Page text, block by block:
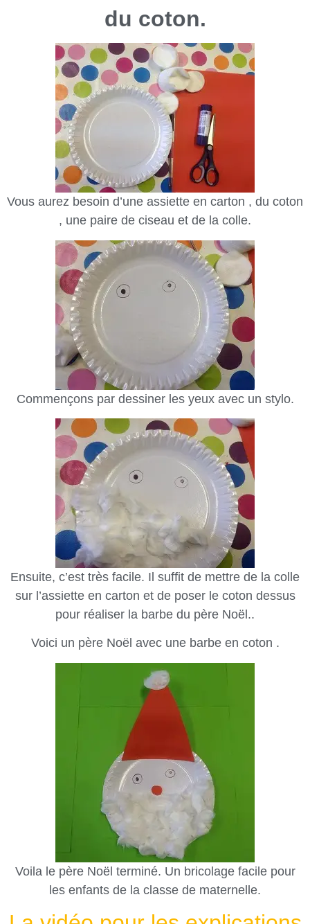
du coton.
Vous aurez besoin d’une assiette en carton , du coton
, une paire de ciseau et de la colle.
Commençons par dessiner les yeux avec un stylo.
Ensuite, c’est très facile. Il suffit de mettre de la colle
sur l’assiette en carton et de poser le coton dessus
pour réaliser la barbe du père Noël..
Voici un père Noël avec une barbe en coton .
Voila le père Noël terminé. Un bricolage facile pour
les enfants de la classe de maternelle.